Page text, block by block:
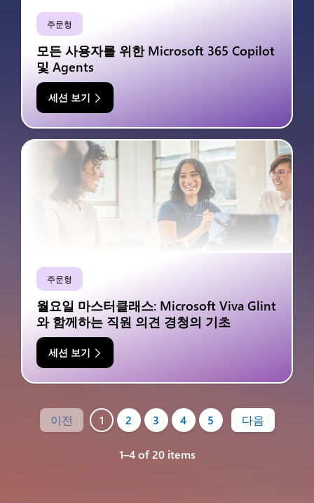
주문형
모든 사용자를 위한 Microsoft 365 Copilot
및 Agents
세션 보기
주문형
월요일 마스터클래스: Microsoft Viva Glint
와 함께하는 직원 의견 경청의 기초
세션 보기
이전 1 2 3 4 5 다음
1–4 of 20 items